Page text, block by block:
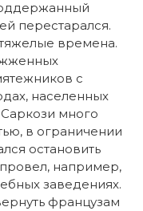
перестарался.
времена.
с
населенных
много
в ограничении
остановить
например,
заведениях.
французам